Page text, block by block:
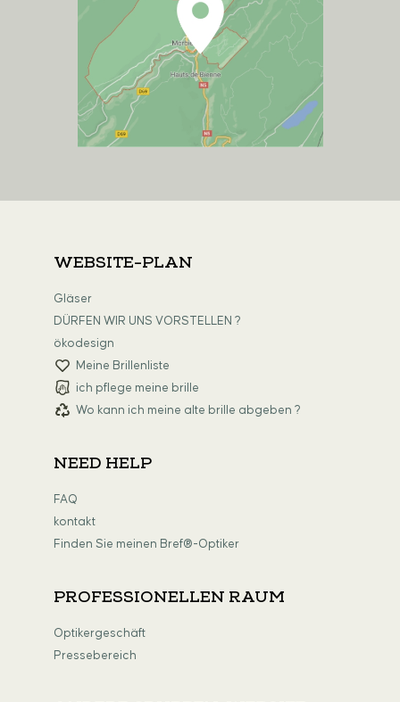
WEBSITE-PLAN
Gläser
DÜRFEN WIR UNS VORSTELLEN ?
ökodesign
Meine Brillenliste
ich pflege meine brille
Wo kann ich meine alte brille abgeben ?
NEED HELP
FAQ
kontakt
Finden Sie meinen Bref®-Optiker
PROFESSIONELLEN RAUM
Optikergeschäft
Pressebereich